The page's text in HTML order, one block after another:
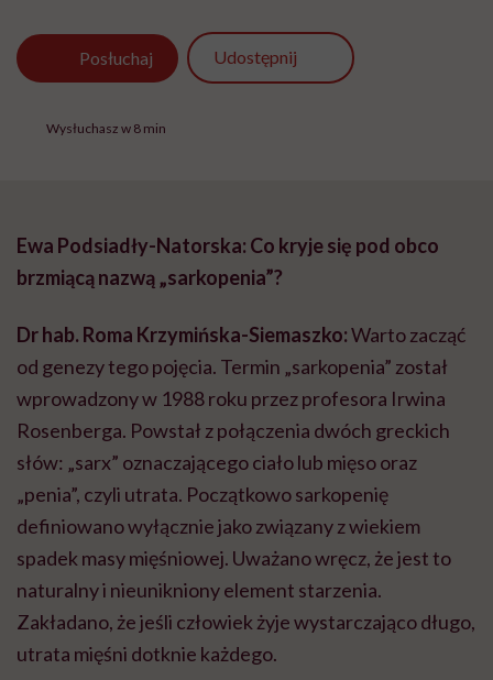
Posłuchaj Udostępnij
Wysłuchasz w 8 min
Ewa Podsiadły-Natorska: Co kryje się pod obco
brzmiącą nazwą „sarkopenia”?
Dr hab. Roma Krzymińska-Siemaszko:Warto zacząć
od genezy tego pojęcia. Termin „sarkopenia” został
wprowadzony w 1988 roku przez profesora Irwina
Rosenberga. Powstał z połączenia dwóch greckich
słów: „sarx” oznaczającego ciało lub mięso oraz
„penia”, czyli utrata. Początkowo sarkopenię
definiowano wyłącznie jako związany z wiekiem
spadek masy mięśniowej. Uważano wręcz, że jest to
naturalny i nieunikniony element starzenia.
Zakładano, że jeśli człowiek żyje wystarczająco długo,
utrata mięśni dotknie każdego.